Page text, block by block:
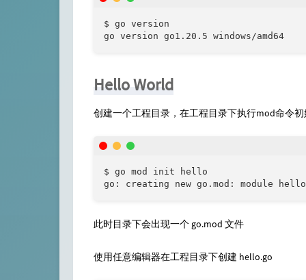
$ go version
go version go1.20.5 windows/amd64
Hello World
创建一个工程目录，在工程目录下执行mod命令
$ go mod init hello
go: creating new go.mod: module hello
此时目录下会出现一个 go.mod 文件
使用任意编辑器在工程目录下创建 hello.go